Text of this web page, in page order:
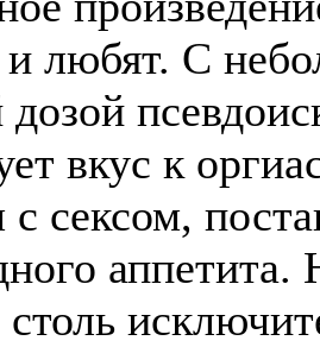
любят. С
вкус к
с сексом,
столь